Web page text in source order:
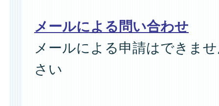
メールによる問い合わせ
メールによる申請はできま
さい